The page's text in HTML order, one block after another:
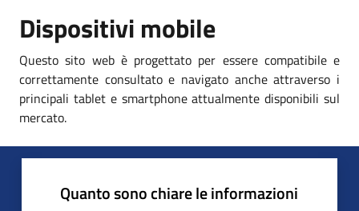
Dispositivi mobile
Questo sito web è progettato per essere compatibile e
correttamente consultato e navigato anche attraverso i
principali tablet e smartphone attualmente disponibili sul
mercato.
Quanto sono chiare le informazioni